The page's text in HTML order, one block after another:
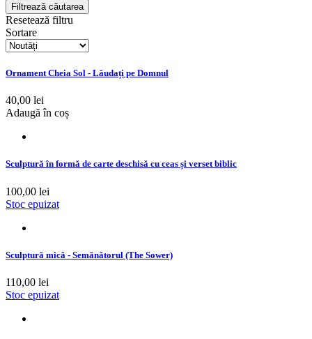
Filtrează căutarea
Resetează filtru
Sortare
Ornament Cheia Sol - Lăudați pe Domnul
40,00 lei
Adaugă în coș
Sculptură în formă de carte deschisă cu ceas și verset biblic
100,00 lei
Stoc epuizat
Sculptură mică - Semănătorul (The Sower)
110,00 lei
Stoc epuizat